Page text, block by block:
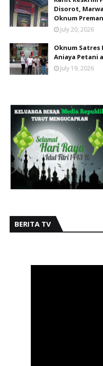
Disorot,
Oknum
July 20, 2026
Oknum Satres
Aniaya Petani
July 19, 2026
BERITA TV